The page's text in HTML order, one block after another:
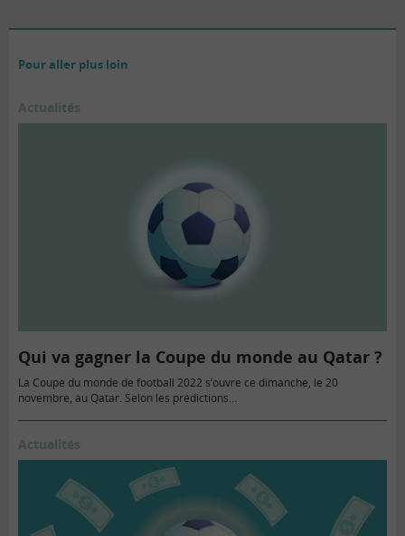
Pour aller plus loin
Actualités
Qui va gagner la Coupe du monde au Qatar ?
La Coupe du monde de football 2022 s’ouvre ce dimanche, le 20
novembre, au Qatar. Selon les prédictions…
Actualités